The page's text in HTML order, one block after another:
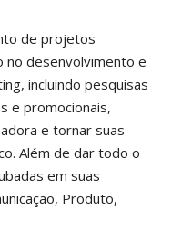
de projetos
no desenvolvimento e
incluindo pesquisas
e promocionais,
e tornar suas
Além de dar todo o
em suas
Produto,